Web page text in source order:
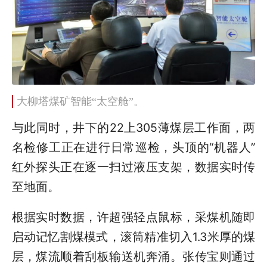
大柳塔煤矿智能“太空舱”。
与此同时，井下的22上305薄煤层工作面，两
名检修工正在进行日常巡检，头顶的“机器人”
红外探头正在逐一扫过液压支架，数据实时传
至地面。
根据实时数据，许超强轻点鼠标，采煤机随即
启动记忆割煤模式，滚筒精准切入1.3米厚的煤
层，煤流顺着刮板输送机奔涌。张传宝则通过